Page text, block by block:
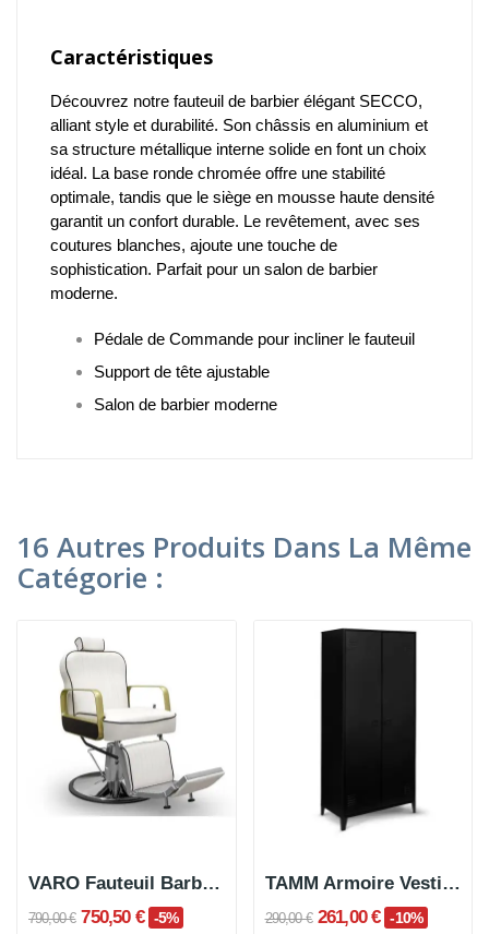
Caractéristiques
Découvrez notre fauteuil de barbier élégant SECCO,
alliant style et durabilité. Son châssis en aluminium et
sa structure métallique interne solide en font un choix
idéal. La base ronde chromée offre une stabilité
optimale, tandis que le siège en mousse haute densité
garantit un confort durable. Le revêtement, avec ses
coutures blanches, ajoute une touche de
sophistication. Parfait pour un salon de barbier
moderne.
Pédale de Commande pour incliner le fauteuil
Support de tête ajustable
Salon de barbier moderne
16 Autres Produits Dans La Même
Catégorie :
VARO Fauteuil Barbier
790,00 € 750,50 € -5%
TAMM Armoire Vestiaire Rangement
290,00 € 261,00 € -10%